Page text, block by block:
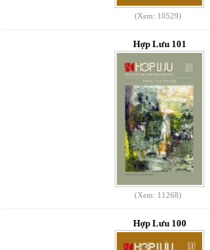
(Xem: 10529)
Hợp Lưu 101
(Xem: 11268)
Hợp Lưu 100